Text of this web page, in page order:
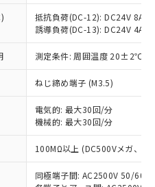
抵抗負荷(DC-12): DC24V 8A/
誘導負荷(DC-13): DC24V 4A/
測定条件: 周囲温度 20±2℃、
ねじ締め端子 (M3.5)
電気的: 最大30回/分
機械的: 最大30回/分
100MΩ以上 (DC500Vメガ、点
同極端子間: AC2500V 50/
社制御機器事業取扱
況および標準価格
ていただくもので
取扱商品の中には、
外となる商品もある
さい。
準価格照会結果は、
日時点での社内デー
れるものであり、閲
場合があることをご
指令（10物質）の
査中または確認中の
料など無形物で、有
い商品です。
非含有部品として
判明した場合などや
あります。
1000ppm以下、 カド
以下、ポリ臭化ビフェニル
有率が中国RoHSの
を示します。
有率が中国RoHSの
とを示します。
社販売部門へお問
社製品のうち、外国
易法に定める商品
等」という）を輸出
供する場合は、日本
(または役務取引許
どの必要な手続きを